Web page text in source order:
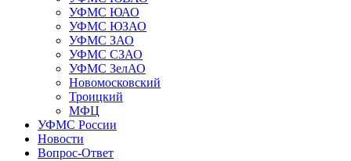
УФМС ЮАО
УФМС ЮЗАО
УФМС ЗАО
УФМС СЗАО
УФМС ЗелАО
Новомосковский
Троицкий
МФЦ
УФМС России
Новости
Вопрос-Ответ